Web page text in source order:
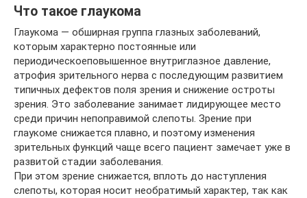
Что такое глаукома
Глаукома — обширная группа глазных заболеваний,
которым характерно постоянные или
периодическоеповышенное внутриглазное давление,
атрофия зрительного нерва с последующим развитием
типичных дефектов поля зрения и снижение остроты
зрения. Это заболевание занимает лидирующее место
среди причин непоправимой слепоты. Зрение при
глаукоме снижается плавно, и поэтому изменения
зрительных функций чаще всего пациент замечает уже в
развитой стадии заболевания.
При этом зрение снижается, вплоть до наступления
слепоты, которая носит необратимый характер, так как